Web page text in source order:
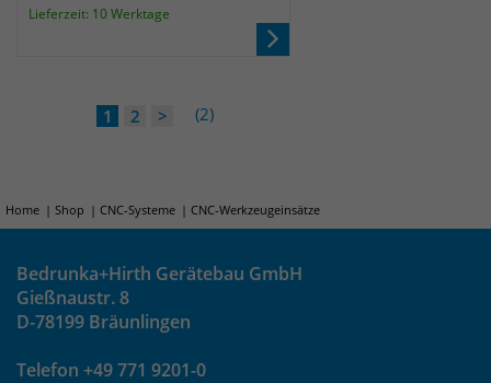
Lieferzeit: 10 Werktage
1 2 > (2)
Home Shop CNC-Systeme CNC-Werkzeugeinsätze
Bedrunka+Hirth Gerätebau GmbH
Gießnaustr. 8
D-78199 Bräunlingen
Telefon +49 771 9201-0